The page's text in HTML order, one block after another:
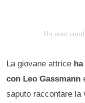
Un post
La giovane attrice
con Leo Gassmann
saputo raccontare